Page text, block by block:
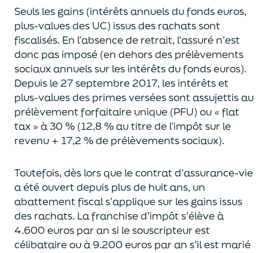
Seuls les gains (intérêts annuels du fonds euros,
plus-values des UC) issus des rachats sont
fiscalisés. En l’absence de retrait, l’assuré n’est
donc pas imposé (en dehors des prélèvements
sociaux annuels sur les intérêts du fonds euros).
Depuis le 27 septembre 2017, les intérêts et
plus-values des primes verséessont assujettis au
prélèvement forfaitaire unique (PFU) ou « flat
tax » à 30 % (12,8 % au titre de l’impôt sur le
revenu + 17,2 % de prélèvements sociaux).
Toutefois, dès lors que le contrat d’assurance-vie
a été ouvert depuis plus de huit ans, un
abattement fiscal s’applique sur les gains issus
des rachats. La franchise d’impôts’élève à
4.600 euros par an si le souscripteurest
célibataire ou à 9.200 euros par an s’il est marié